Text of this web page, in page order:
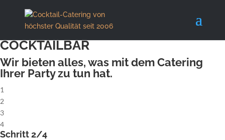
Schritt 1/4
MIETEN SIE EINE KOMPLETTE
COCKTAILBAR
Wir bieten alles, was mit dem Catering
Ihrer Party zu tun hat.
1
2
3
4
Schritt 2/4